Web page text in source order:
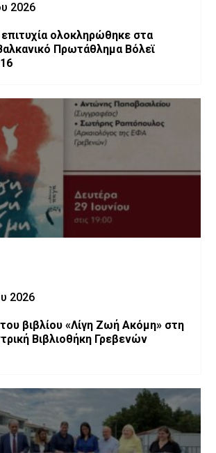
2026
ολοκληρώθηκε στα
Πρωτάθλημα Βόλεϊ
2026
βιβλίου «Λίγη Ζωή Ακόμη» στη
Βιβλιοθήκη Γρεβενών